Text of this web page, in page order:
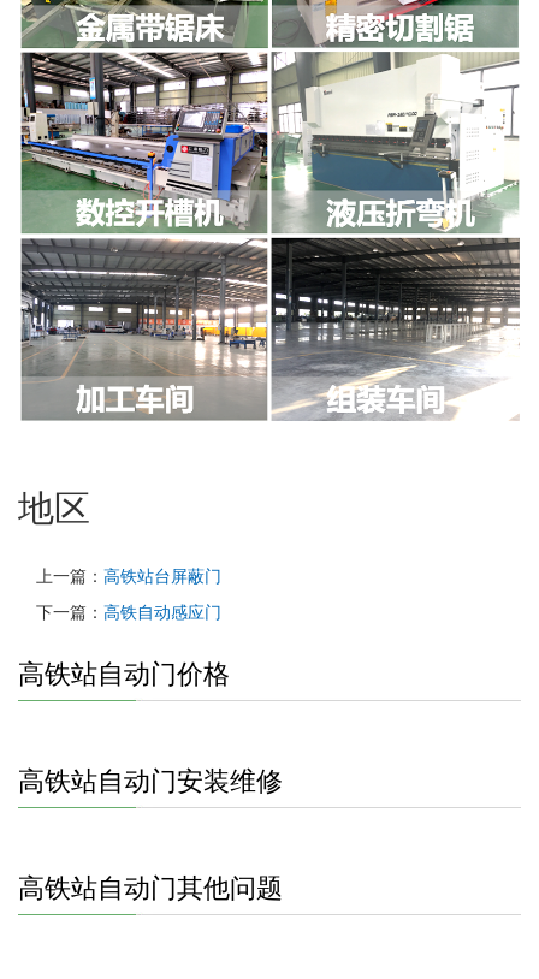
地区
上一篇： 高铁站台屏蔽门
下一篇： 高铁自动感应门
高铁站自动门价格
高铁站自动门安装维修
高铁站自动门其他问题